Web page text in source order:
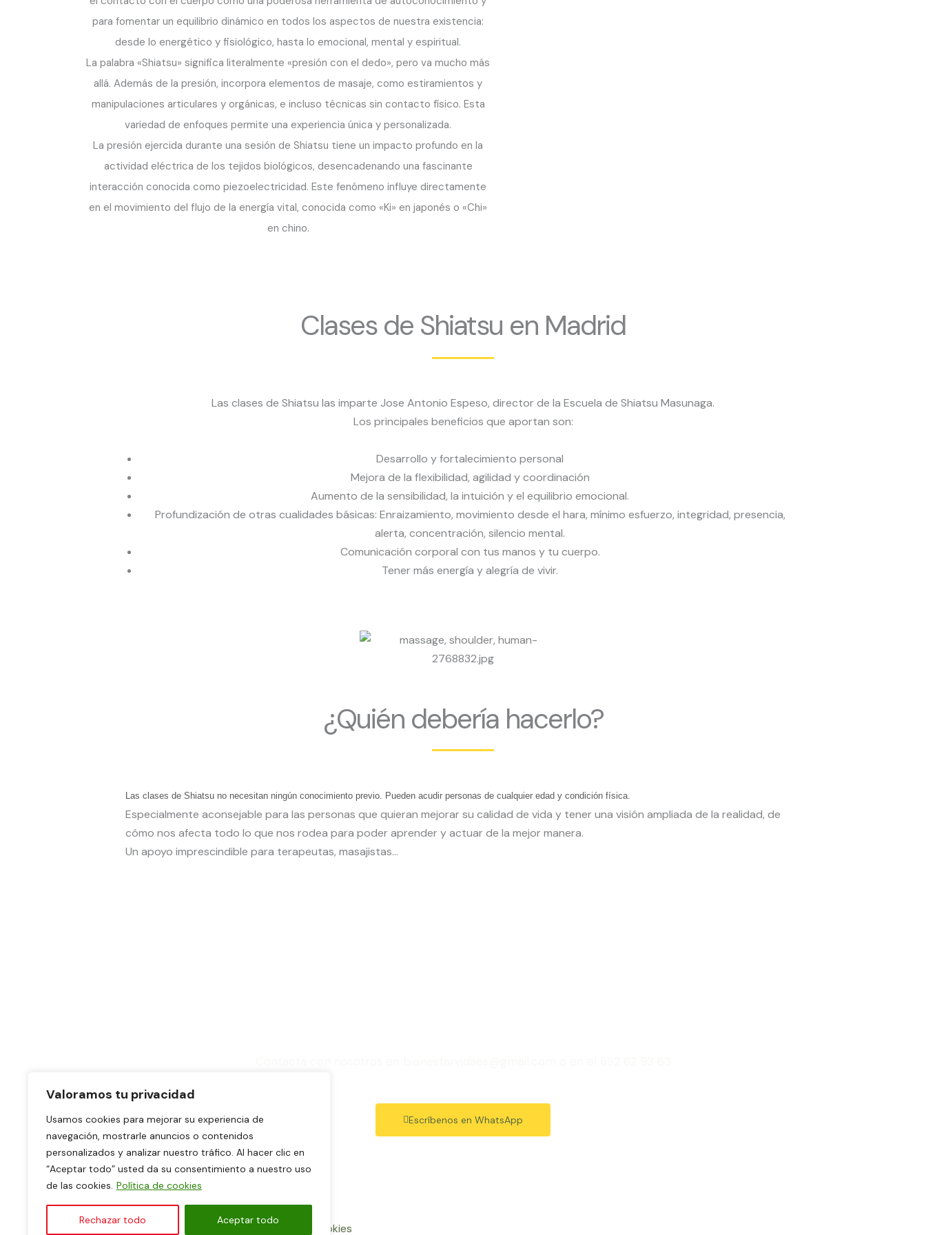
Valoramos tu privacidad
Usamos cookies para mejorar su experiencia de
navegación, mostrarle anuncios o contenidos
personalizados y analizar nuestro tráfico. Al hacer clic en
“Aceptar todo” usted da su consentimiento a nuestro uso
de las cookies. Política de cookies
Rechazar todo Aceptar todo
para fomentar un equilibrio dinámico en todos los aspectos de nuestra existencia:
desde lo energético y fisiológico, hasta lo emocional, mental y espiritual.
La palabra «Shiatsu» significa literalmente «presión con el dedo», pero va mucho más
allá. Además de la presión, incorpora elementos de masaje, como estiramientos y
manipulaciones articulares y orgánicas, e incluso técnicas sin contacto físico. Esta
variedad de enfoques permite una experiencia única y personalizada.
La presión ejercida durante una sesión de Shiatsu tiene un impacto profundo en la
actividad eléctrica de los tejidos biológicos, desencadenando una fascinante
interacción conocida como piezoelectricidad. Este fenómeno influye directamente
en el movimiento del flujo de la energía vital, conocida como «Ki» en japonés o «Chi»
en chino.
Clases de Shiatsu en Madrid
Las clases de Shiatsu las imparte Jose Antonio Espeso, director de la Escuela de Shiatsu Masunaga.
Los principales beneficios que aportan son:
Desarrollo y fortalecimiento personal
Mejora de la flexibilidad, agilidad y coordinación
Aumento de la sensibilidad, la intuición y el equilibrio emocional.
Profundización de otras cualidades básicas: Enraizamiento, movimiento desde el hara, mínimo esfuerzo, integridad, presencia,
alerta, concentración, silencio mental.
Comunicación corporal con tus manos y tu cuerpo.
Tener más energía y alegría de vivir.
¿Quién debería hacerlo?
Las clases de Shiatsu no necesitan ningún conocimiento previo. Pueden acudir personas de cualquier edad y condición física.
Especialmente aconsejable para las personas que quieran mejorar su calidad de vida y tener una visión ampliada de la realidad, de
cómo nos afecta todo lo que nos rodea para poder aprender y actuar de la mejor manera.
Un apoyo imprescindible para terapeutas, masajistas…
Escríbenos en WhatsApp
Política de Privacidad Política de cookies